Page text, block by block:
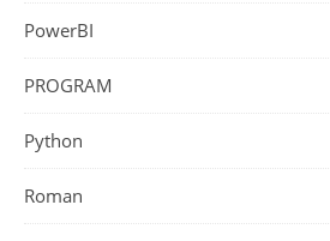
PowerBI
PROGRAM
Python
Roman